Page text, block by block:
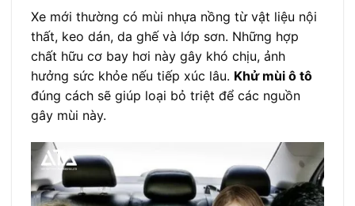
Xe mới thường có mùi nhựa nồng từ vật liệu nội
thất, keo dán, da ghế và lớp sơn. Những hợp
chất hữu cơ bay hơi này gây khó chịu, ảnh
hưởng sức khỏe nếu tiếp xúc lâu. Khử mùi ô tô
đúng cách sẽ giúp loại bỏ triệt để các nguồn
gây mùi này.